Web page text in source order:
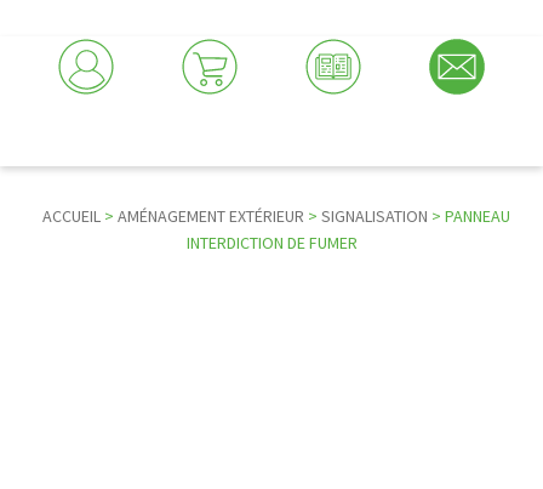
ACCUEIL> AMÉNAGEMENT EXTÉRIEUR > SIGNALISATION > PANNEAU
INTERDICTION DE FUMER